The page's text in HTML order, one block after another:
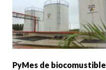
PyMes de biocomustible